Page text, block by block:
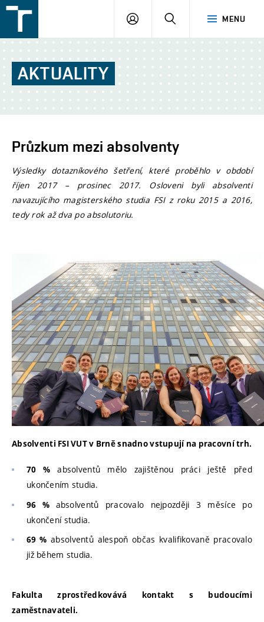
v
Brně
MENU
PŘIHLÁŠENÍ
AKTUALITY
Průzkum mezi absolventy
Výsledky dotazníkového šetření, které proběhlo v období
říjen 2017 – prosinec 2017. Osloveni byli absolventi
navazujícího magisterského studia FSI z roku 2015 a 2016,
tedy rok až dva po absolutoriu.
Absolventi FSI VUT v Brně snadno vstupují na pracovní trh.
70 % absolventů mělo zajištěnou práci ještě před
ukončením studia.
96 % absolventů pracovalo nejpozději 3 měsíce po
ukončení studia.
69 % absolventů alespoň občas kvalifikovaně pracovalo
již během studia.
Fakulta zprostředkovává kontakt s budoucími
zaměstnavateli.